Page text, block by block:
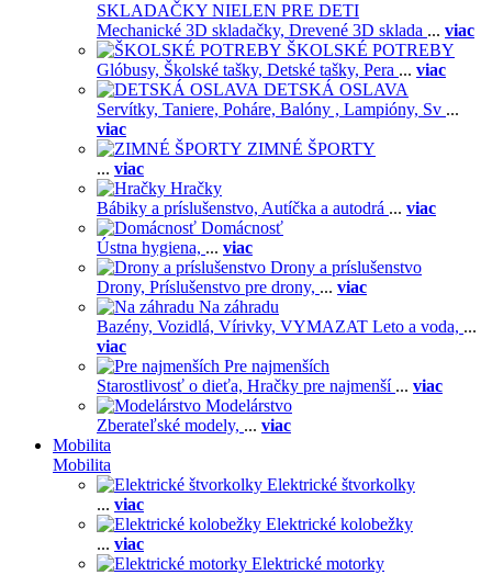
SKLADAČKY NIELEN PRE DETI
Mechanické 3D skladačky, Drevené 3D sklada ... viac
ŠKOLSKÉ POTREBY
Glóbusy, Školské tašky, Detské tašky, Pera ... viac
DETSKÁ OSLAVA
Servítky, Taniere, Poháre, Balóny , Lampióny, Sv ...
viac
ZIMNÉ ŠPORTY
... viac
Hračky
Bábiky a príslušenstvo, Autíčka a autodrá ... viac
Domácnosť
Ústna hygiena, ... viac
Drony a príslušenstvo
Drony, Príslušenstvo pre drony, ... viac
Na záhradu
Bazény, Vozidlá, Vírivky, VYMAZAT Leto a voda, ...
viac
Pre najmenších
Starostlivosť o dieťa, Hračky pre najmenší ... viac
Modelárstvo
Zberateľské modely, ... viac
Mobilita
Mobilita
Elektrické štvorkolky
... viac
Elektrické kolobežky
... viac
Elektrické motorky